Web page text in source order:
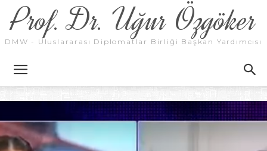
Prof. Dr. Uğur Özgöker
DMW - Uluslararası Diplomatlar Birliği Başkan Yardımcısı